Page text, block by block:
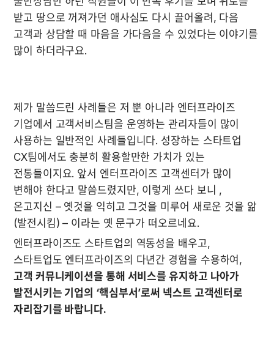
받고 땅으로 꺼져가던 애사심도 다시 끌어올려, 다음
고객과 상담할 때 마음을 가다음을 수 있었다는 이야기를
제가 말씀드린 사례들은 저 뿐 아니라 엔터프라이즈
기업에서 고객서비스팀을 운영하는 관리자들이 많이
사용하는 일반적인 사례들입니다. 성장하는 스타트업
CX팀에서도 충분히 활용할만한 가치가 있는
전통들이지요. 앞서 엔터프라이즈 고객센터가 많이
변해야 한다고 말씀드렸지만, 이렇게 쓰다 보니 ,
온고지신 – 옛것을 익히고 그것을 미루어 새로운 것을 앎
(발전시킴) – 이라는 옛 문구가 떠오르네요.
엔터프라이즈도 스타트업의 역동성을 배우고,
고객 커뮤니케이션을 통해 서비스를 유지하고 나아가
발전시키는 기업의 ‘핵심부서’로써 넥스트 고객센터로
자리잡기를 바랍니다.